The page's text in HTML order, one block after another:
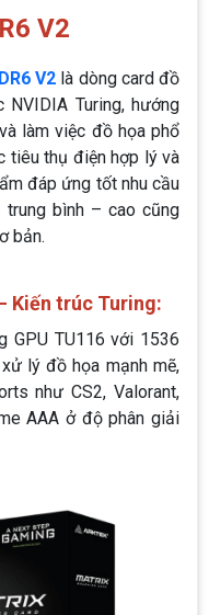
V2
V2 là dòng card đồ
Turing, hướng
làm việc đồ họa phổ
tiêu thụ điện hợp lý và
đáp ứng tốt nhu cầu
bình – cao cũng
bản.
Kiến trúc Turing:
GPU TU116 với 1536
lý đồ họa mạnh mẽ,
như CS2, Valorant,
AAA ở độ phân giải